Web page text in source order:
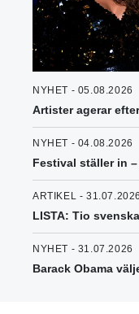
NYHET - 05.08.2026
Artister agerar
NYHET - 04.08.2026
Festival ställer in
ARTIKEL - 31.07.2026
LISTA: Tio
NYHET - 31.07.2026
Barack Obama